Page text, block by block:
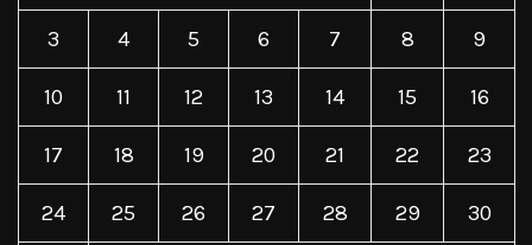
3 4 5 6 7 8 9
10 11 12 13 14 15 16
17 18 19 20 21 22 23
24 25 26 27 28 29 30